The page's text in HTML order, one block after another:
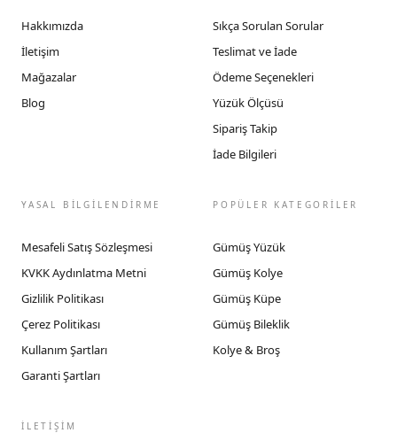
Hakkımızda
İletişim
Mağazalar
Blog
Sıkça Sorulan Sorular
Teslimat ve İade
Ödeme Seçenekleri
Yüzük Ölçüsü
Sipariş Takip
İade Bilgileri
YASAL BİLGİLENDİRME
Mesafeli Satış Sözleşmesi
KVKK Aydınlatma Metni
Gizlilik Politikası
Çerez Politikası
Kullanım Şartları
Garanti Şartları
POPÜLER KATEGORİLER
Gümüş Yüzük
Gümüş Kolye
Gümüş Küpe
Gümüş Bileklik
Kolye & Broş
İLETIŞIM